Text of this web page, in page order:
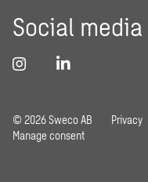
Social media
© 2026 Sweco AB Privacy
Manage consent